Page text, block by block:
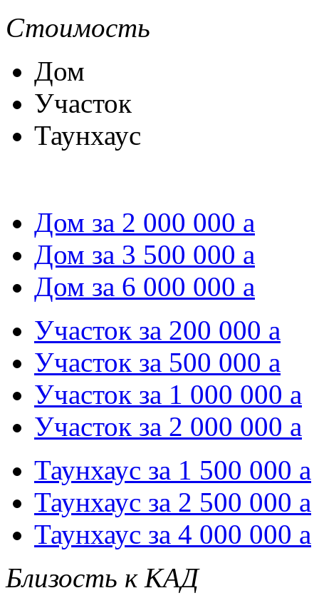
Стоимость
Дом
Участок
Таунхаус
Дом за 2 000 000 a
Дом за 3 500 000 a
Дом за 6 000 000 a
Участок за 200 000 a
Участок за 500 000 a
Участок за 1 000 000 a
Участок за 2 000 000 a
Таунхаус за 1 500 000 a
Таунхаус за 2 500 000 a
Таунхаус за 4 000 000 a
Близость к КАД